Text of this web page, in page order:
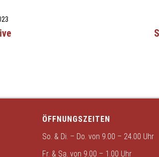
ÖFFNUNGSZEITEN
So. & Di. – Do. von 9.00 – 24.00 Uhr
Fr. & Sa. von 9.00 – 1.00 Uhr